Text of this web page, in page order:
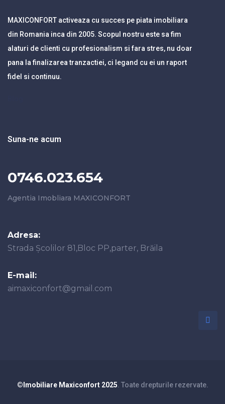
MAXICONFORT activeaza cu succes pe piata imobiliara
din Romania inca din 2005. Scopul nostru este sa fim
alaturi de clienti cu profesionalism si fara stres, nu doar
pana la finalizarea tranzactiei, ci legand cu ei un raport
fidel si continuu.
Suna-ne acum
0746.023.654
Agentia Imobliara MAXICONFORT
Adresa:
Strada Școlilor 81,Bloc PP,parter, Brăila
E-mail:
aimaxiconfort@gmail.com
©Imobiliare Maxiconfort 2025. Toate drepturile rezervate.